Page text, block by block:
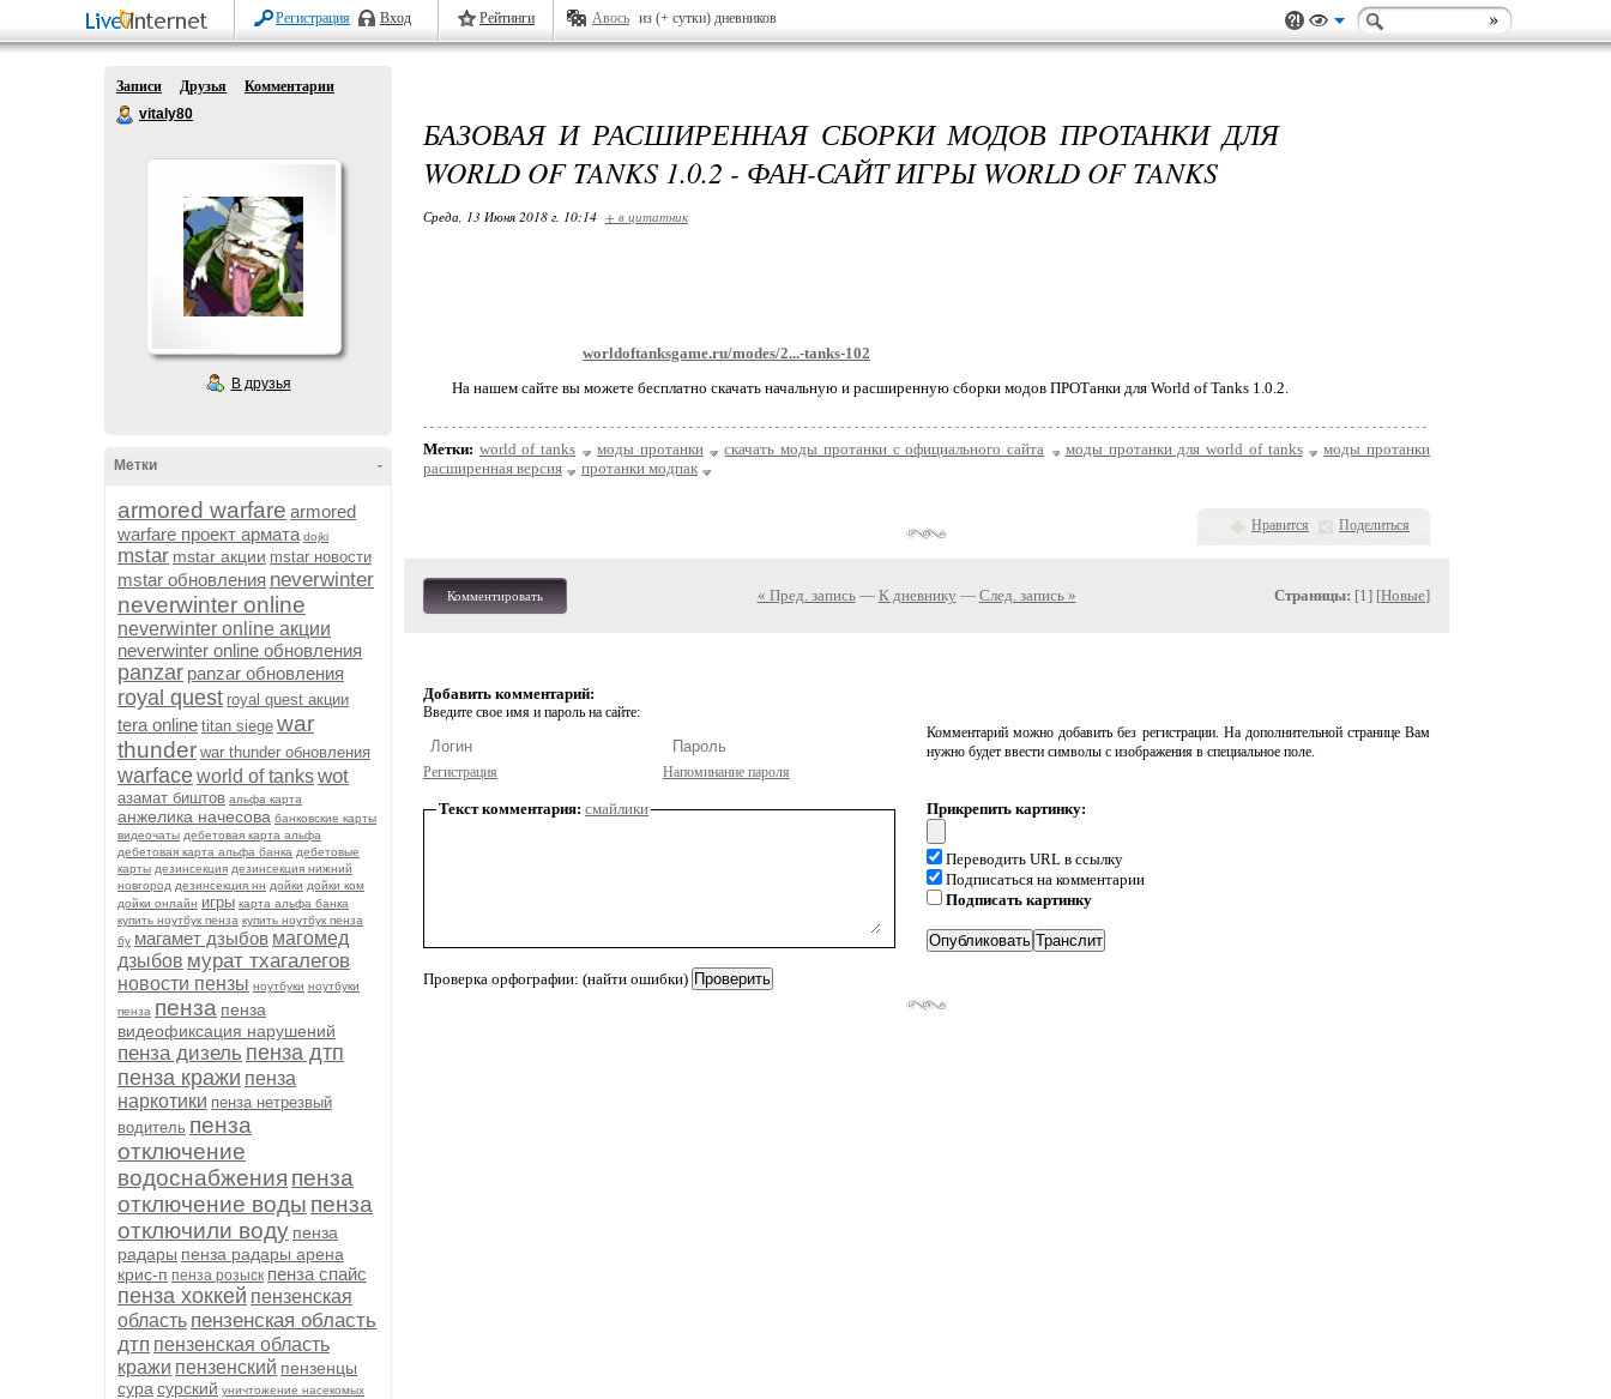
Регистрация Вход Рейтинги Авось из (+ сутки) дневников
Записи Друзья
Комментарии
vitaly80
В друзья
-
Метки
armored warfare armored
warfare проект армата dojki
mstar mstar акции mstar новости
mstar обновления neverwinter
neverwinter online
neverwinter online акции
neverwinter online обновления
panzar panzar обновления
royal quest royal quest акции
tera online titan siege war
thunder war thunder обновления
warfaceworld of tankswot
азамат биштов альфа карта
анжелика начесова банковские карты
видеочаты дебетовая карта альфа
дебетовая карта альфа банка дебетовые
карты дезинсекция дезинсекция нижний
новгород дезинсекция нн дойки дойки ком
дойки онлайн игры карта альфа банка
купить ноутбук пенза купить ноутбук пенза
бу магамет дзыбов магомед
дзыбов мурат тхагалегов
новости пензы ноутбуки ноутбуки
пенза пенза пенза
видеофиксация нарушений
пенза дизель пенза дтп
пенза кражи пенза
наркотики пенза нетрезвый
водитель пенза
отключение
водоснабжения пенза
отключение воды пенза
отключили воду пенза
радары пенза радары арена
крис-п пенза розыск пенза спайс
пенза хоккей пензенская
область пензенская область
дтп пензенская область
кражи пензенский пензенцы
сура сурский уничтожение насекомых
БАЗОВАЯ И РАСШИРЕННАЯ СБОРКИ МОДОВ ПРОТАНКИ ДЛЯ
WORLD OF TANKS 1.0.2 - ФАН-САЙТ ИГРЫ WORLD OF TANKS
Среда, 13 Июня 2018 г. 10:14 + в цитатник
worldoftanksgame.ru/modes/2...-tanks-102
На нашем сайте вы можете бесплатно скачать начальную и расширенную сборки модов ПРОТанки для World of Tanks 1.0.2.
Метки: world of tanks моды протанки скачать моды протанки с официального сайта моды протанки для world of tanks
моды протанки
расширенная версия
протанки модпак
Нравится Поделиться
Комментировать « Пред. запись— К дневнику — След. запись » Страницы: [1] [Новые]
Добавить комментарий:
Введите свое имя и пароль на сайте:
Регистрация Напоминание пароля
Комментарий можно добавить без регистрации. На дополнительной странице Вам
нужно будет ввести символы с изображения в специальное поле.
Текст комментария: смайлики
Проверка орфографии: (найти ошибки)
Прикрепить картинку:
Переводить URL в ссылку
Подписаться на комментарии
Подписать картинку